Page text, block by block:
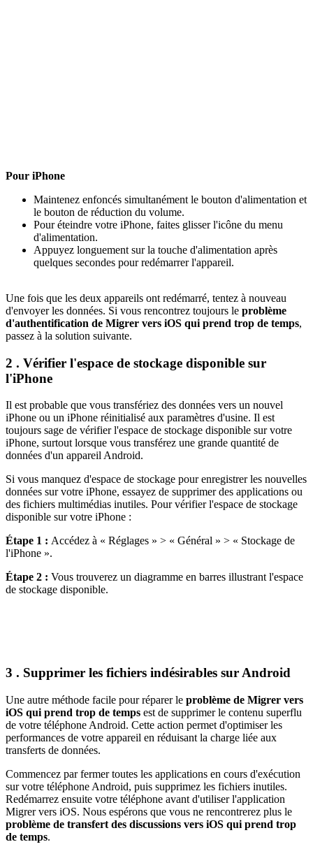
Pour iPhone
Maintenez enfoncés simultanément le bouton d'alimentation et
le bouton de réduction du volume.
Pour éteindre votre iPhone, faites glisser l'icône du menu
d'alimentation.
Appuyez longuement sur la touche d'alimentation après
quelques secondes pour redémarrer l'appareil.
Une fois que les deux appareils ont redémarré, tentez à nouveau
d'envoyer les données. Si vous rencontrez toujours le problème
d'authentification de Migrer vers iOS qui prend trop de temps,
passez à la solution suivante.
2 . Vérifier l'espace de stockage disponible sur
l'iPhone
Il est probable que vous transfériez des données vers un nouvel
iPhone ou un iPhone réinitialisé aux paramètres d'usine. Il est
toujours sage de vérifier l'espace de stockage disponible sur votre
iPhone, surtout lorsque vous transférez une grande quantité de
données d'un appareil Android.
Si vous manquez d'espace de stockage pour enregistrer les nouvelles
données sur votre iPhone, essayez de supprimer des applications ou
des fichiers multimédias inutiles. Pour vérifier l'espace de stockage
disponible sur votre iPhone :
Étape 1 : Accédez à « Réglages » > « Général » > « Stockage de
l'iPhone ».
Étape 2 : Vous trouverez un diagramme en barres illustrant l'espace
de stockage disponible.
3 . Supprimer les fichiers indésirables sur Android
Une autre méthode facile pour réparer le problème de Migrer vers
iOS qui prend trop de temps est de supprimer le contenu superflu
de votre téléphone Android. Cette action permet d'optimiser les
performances de votre appareil en réduisant la charge liée aux
transferts de données.
Commencez par fermer toutes les applications en cours d'exécution
sur votre téléphone Android, puis supprimez les fichiers inutiles.
Redémarrez ensuite votre téléphone avant d'utiliser l'application
Migrer vers iOS. Nous espérons que vous ne rencontrerez plus le
problème de transfert des discussions vers iOS qui prend trop
de temps.